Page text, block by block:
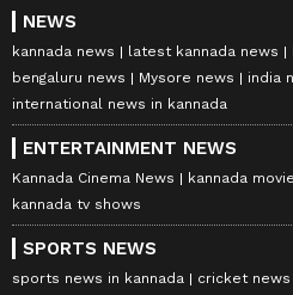
NEWS
kannada news latest kannada news
bengaluru news
Mysore news
india
international news in kannada
ENTERTAINMENT NEWS
Kannada Cinema News kannada
kannada tv shows
SPORTS NEWS
sports news in kannada
cricket news